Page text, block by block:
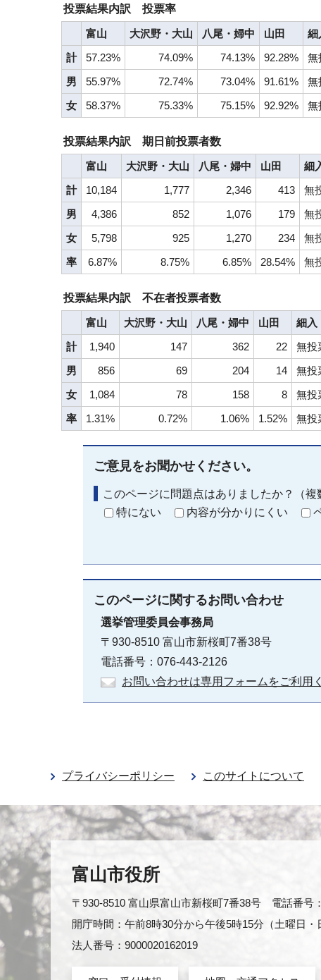
投票結果内訳 投票率
富山 大沢野・大山 八尾・婦中 山田
細
計
57.23% 74.09% 74.13% 92.28%
無
男
55.97% 72.74% 73.04% 91.61%
無
女
58.37% 75.33% 75.15% 92.92% 無
投票結果内訳 期日前投票者数
富山 大沢野・大山 八尾・婦中 山田
細
計
10,184 1,777 2,346 413
無
男
4,386 852 1,076 179
無
女
5,798 925 1,270 234
無
率
6.87% 8.75% 6.85% 28.54% 無
投票結果内訳 不在者投票者数
富山 大沢野・大山 八尾・婦中 山田
細入
計
1,940 147 362 22
無投
男
856 69 204 14
無投
女
1,084 78 158 8
無投
率
1.31% 0.72% 1.06% 1.52% 無投
ご意見をお聞かせください。
このページに問題点はありましたか？（複
特にない
内容が分かりにくい
このページに関するお問い合わせ
選挙管理委員会事務局
〒930-8510 富山市新桜町7番38号
電話番号：076-443-2126
お問い合わせは専用フォームをご利用
プライバシーポリシー このサイトについて
富山市役所
〒930-8510 富山県富山市新桜町7番38号 電話番号
開庁時間：午前8時30分から午後5時15分（土曜日・
法人番号：9000020162019